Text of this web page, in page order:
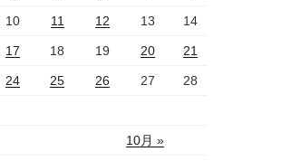
10月 »
10 11 12 13 14
17 18 19 20 21
24 25 26 27 28